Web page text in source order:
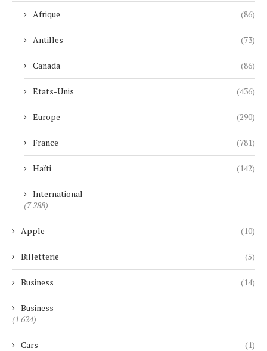
Afrique (86)
Antilles (73)
Canada (86)
Etats-Unis (436)
Europe (290)
France (781)
Haïti (142)
International
(7 288)
Apple (10)
Billetterie (5)
Business (14)
Business
(1 624)
Cars (1)